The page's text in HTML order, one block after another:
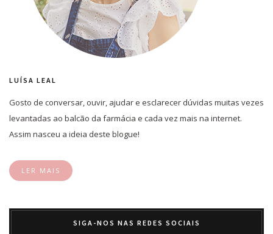
LUÍSA LEAL
Gosto de conversar, ouvir, ajudar e esclarecer dúvidas muitas vezes
levantadas ao balcão da farmácia e cada vez mais na internet.
Assim nasceu a ideia deste blogue!
LER MAIS
SIGA-NOS NAS REDES SOCIAIS